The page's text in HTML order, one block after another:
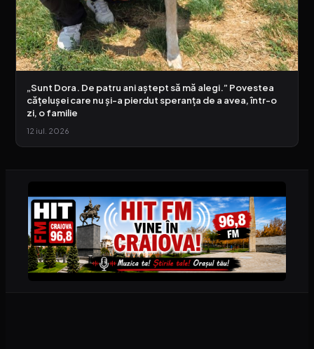
„Sunt Dora. De patru ani aștept să mă alegi.” Povestea
cățelușei care nu și-a pierdut speranța de a avea, într-o
zi, o familie
12 iul. 2026